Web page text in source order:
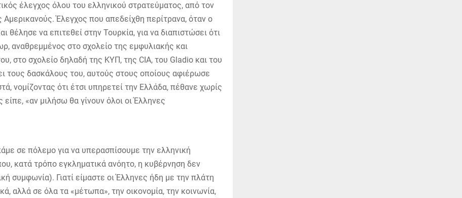
έλεγχος όλου του ελληνικού στρατεύματος, από τον
Έλεγχος που απεδείχθη περίτρανα, όταν ο
θέλησε να επιτεθεί στην Τουρκία, για να διαπιστώσει ότι
αναθρεμμένος στο σχολείο της εμφυλιακής και
στο σχολείο δηλαδή της ΚΥΠ, της CIA, του Gladio και του
τους δασκάλους του, αυτούς στους οποίους αφιέρωσε
νομίζοντας ότι έτσι υπηρετεί την Ελλάδα, πέθανε χωρίς
είπε, «αν μιλήσω θα γίνουν όλοι οι Έλληνες
σε πόλεμο για να υπερασπίσουμε την ελληνική
κατά τρόπο εγκληματικά ανόητο, η κυβέρνηση δεν
συμφωνία). Γιατί είμαστε οι Έλληνες ήδη με την πλάτη
αλλά σε όλα τα «μέτωπα», την οικονομία, την κοινωνία,